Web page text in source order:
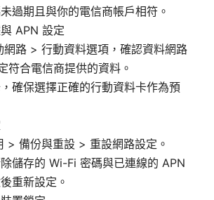
過期且與你的電信商帳戶相符。
APN 設定
路 > 行動資料選項，確認資料網路
符合電信商提供的資料。
確保選擇正確的行動資料卡作為預
> 備份與重設 > 重設網路設定。
儲存的 Wi-Fi 密碼與已連線的 APN
重新設定。